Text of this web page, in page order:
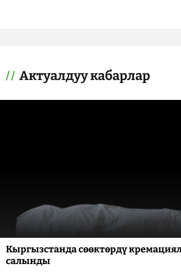
Актуалдуу кабарлар
Кыргызстанда сөөктөрдү
салынды